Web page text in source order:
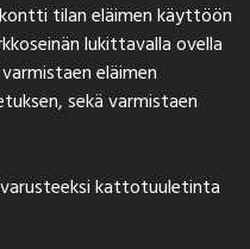
tilan eläimen käyttöön
lukittavalla ovella
eläimen
sekä varmistaen
kattotuuletinta